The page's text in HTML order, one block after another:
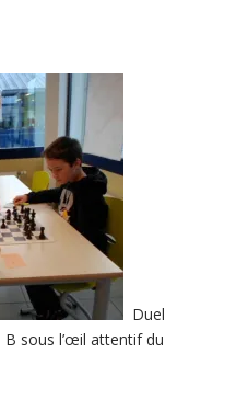
Duel
sous l’œil attentif du